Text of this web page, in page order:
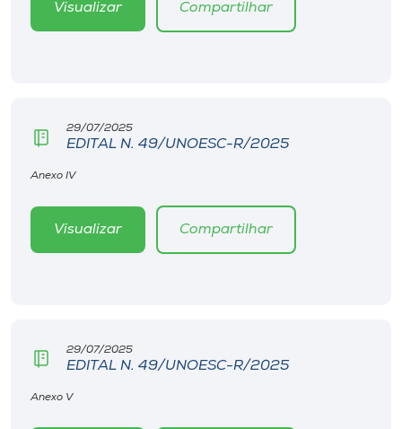
Visualizar Compartilhar
29/07/2025
EDITAL N. 49/UNOESC-R/2025
Anexo IV
Visualizar Compartilhar
29/07/2025
EDITAL N. 49/UNOESC-R/2025
Anexo V